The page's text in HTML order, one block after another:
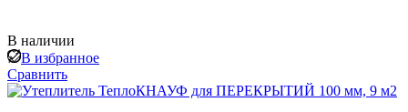
В наличии
В избранное
Сравнить